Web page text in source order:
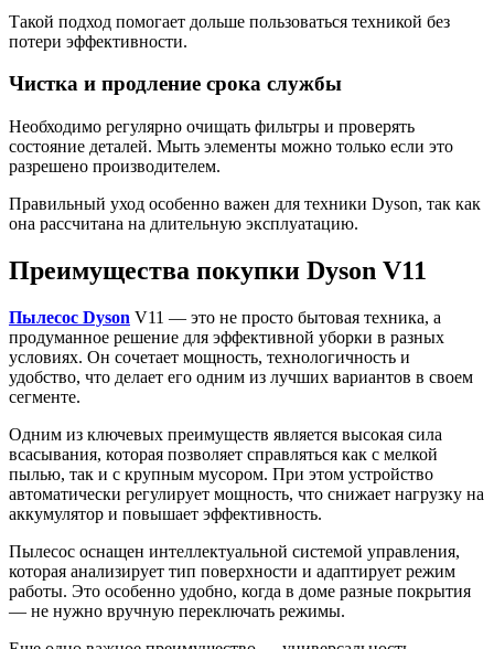
Такой подход помогает дольше пользоваться техникой без
потери эффективности.
Чистка и продление срока службы
Необходимо регулярно очищать фильтры и проверять
состояние деталей. Мыть элементы можно только если это
разрешено производителем.
Правильный уход особенно важен для техники Dyson, так как
она рассчитана на длительную эксплуатацию.
Преимущества покупки Dyson V11
Пылесос Dyson V11 — это не просто бытовая техника, а
продуманное решение для эффективной уборки в разных
условиях. Он сочетает мощность, технологичность и
удобство, что делает его одним из лучших вариантов в своем
сегменте.
Одним из ключевых преимуществ является высокая сила
всасывания, которая позволяет справляться как с мелкой
пылью, так и с крупным мусором. При этом устройство
автоматически регулирует мощность, что снижает нагрузку на
аккумулятор и повышает эффективность.
Пылесос оснащен интеллектуальной системой управления,
которая анализирует тип поверхности и адаптирует режим
работы. Это особенно удобно, когда в доме разные покрытия
— не нужно вручную переключать режимы.